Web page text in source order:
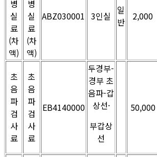
병
실
료
(차
액)
병
실
료
(차
액)
ABZ030001 3인실
일
반
2,000
초
음
파
검
사
료
초
음
파
검
사
료
EB4140000
두경부-
경부 초
음파-갑
상선·
부갑상
선
50,000